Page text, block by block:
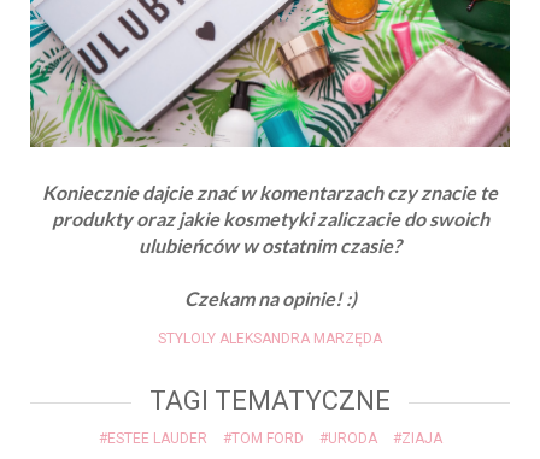
Koniecznie dajcie znać w komentarzach czy znacie te
produkty oraz jakie kosmetyki zaliczacie do swoich
ulubieńców w ostatnim czasie?
Czekam na opinie! :)
STYLOLY ALEKSANDRA MARZĘDA
TAGI TEMATYCZNE
#ESTEE LAUDER #TOM FORD #URODA #ZIAJA